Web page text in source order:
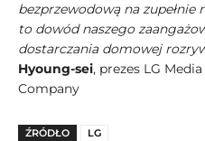
bezprzewodową na zupełnie
to dowód naszego
dostarczania domowej
Hyoung-sei, prezes LG
Company
ŹRÓDŁO LG